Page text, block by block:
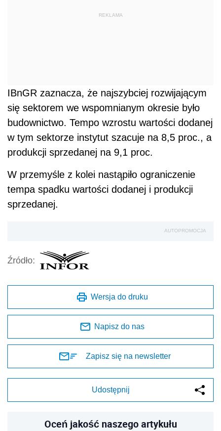
REKLAMA
IBnGR zaznacza, że najszybciej rozwijającym
się sektorem we wspomnianym okresie było
budownictwo. Tempo wzrostu wartości dodanej
w tym sektorze instytut szacuje na 8,5 proc., a
produkcji sprzedanej na 9,1 proc.
W przemyśle z kolei nastąpiło ograniczenie
tempa spadku wartości dodanej i produkcji
sprzedanej.
AUTOPROMOCJA
Źródło:
Wersja do druku
Napisz do nas
Zapisz się na newsletter
Udostępnij
Oceń jakość naszego artykułu